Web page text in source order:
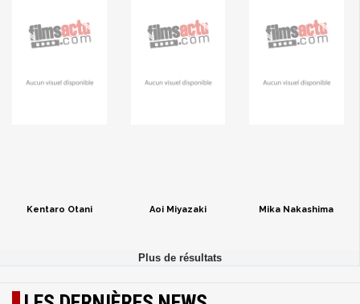
Kentaro Otani Aoi Miyazaki Mika Nakashima